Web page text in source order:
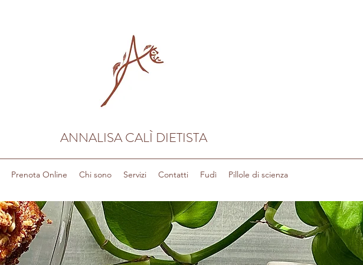
ANNALISA CALÌ DIETISTA
Prenota Online Chi sono Servizi Contatti Fudì Pillole di scienza